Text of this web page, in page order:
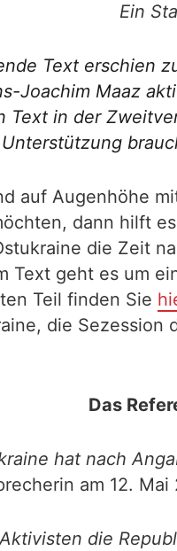
Ein
Text erschien
Joachim Maaz
in der
auf Augenhöhe
dann hilft
die Zeit
geht es um
Teil finden Sie
die
Das
hat nach
am 12. Mai
die